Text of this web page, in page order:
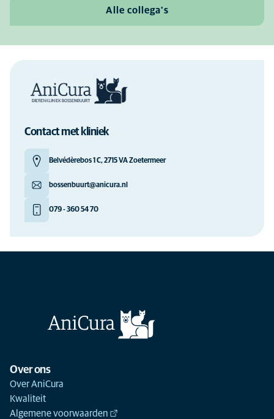
Alle collega's
Contact met kliniek
Belvédèrebos 1 C, 2715 VA Zoetermeer
bossenbuurt@anicura.nl
079 - 360 54 70
Over ons
Over AniCura
Kwaliteit
Algemene voorwaarden